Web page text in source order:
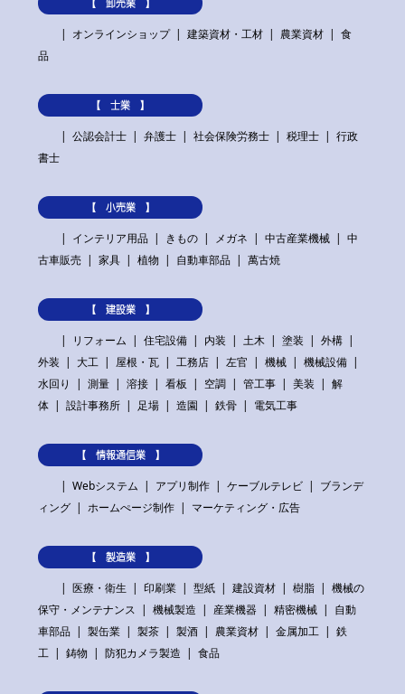
【 卸売業 】
オンラインショップ
建築資材・工材 農業資材
食
品
【 士業 】
公認会計士
弁護士 社会保険労務士 税理士
行政
書士
【 小売業 】
インテリア用品
きもの メガネ 中古産業機械
中
古車販売
家具 植物 自動車部品 萬古焼
【 建設業 】
リフォーム
住宅設備 内装 土木 塗装
外構
外装
大工 屋根・瓦 工務店 左官 機械
機械設備
水回り
測量 溶接 看板 空調 管工事 美装
解
体
設計事務所 足場 造園 鉄骨 電気工事
【 情報通信業 】
Webシステム
アプリ制作 ケーブルテレビ
ブランデ
ィング
ホームぺージ制作 マーケティング・広告
【 製造業 】
医療・衛生
印刷業 型紙 建設資材 樹脂
機械の
保守・メンテナンス
機械製造 産業機器 精密機械
自動
車部品
製缶業 製茶 製酒 農業資材 金属加工
鉄
工
鋳物 防犯カメラ製造 食品